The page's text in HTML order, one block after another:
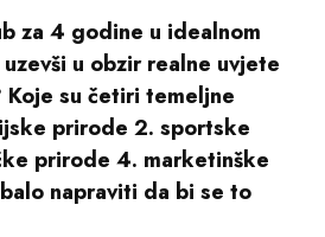
za 4 godine u idealnom
u obzir realne uvjete
su četiri temeljne
prirode 2. sportske
prirode 4. marketinške
napraviti da bi se to